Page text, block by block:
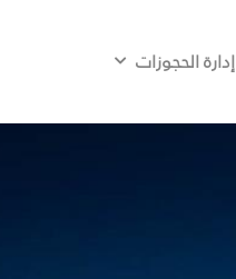
إدارة الحجوزات